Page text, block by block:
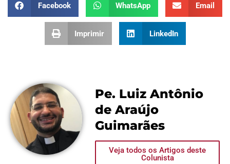
Facebook WhatsApp Email
Imprimir LinkedIn
Pe. Luiz Antônio
de Araújo
Guimarães
Veja todos os Artigos deste
Colunista